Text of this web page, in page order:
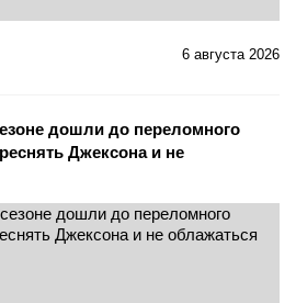
6 августа 2026
дошли до переломного
Джексона и не